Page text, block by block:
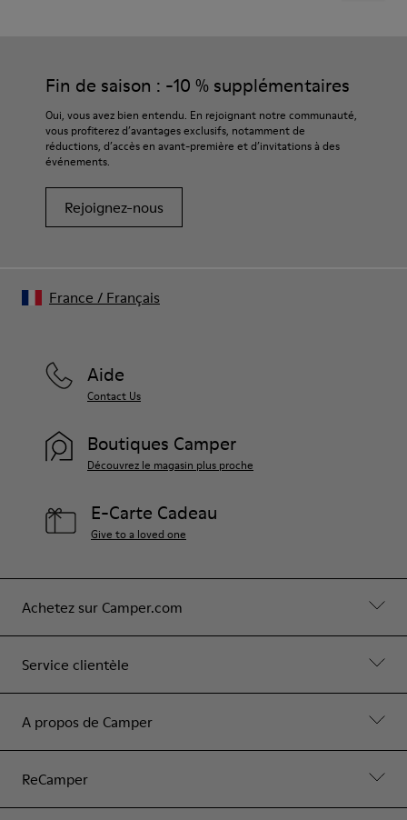
Fin de saison : -10 % supplémentaires
Oui, vous avez bien entendu. En rejoignant notre communauté,
vous profiterez d’avantages exclusifs, notamment de
réductions, d’accès en avant-première et d’invitations à des
événements.
Rejoignez-nous
Achetez sur Camper.com
Service clientèle
A propos de Camper
ReCamper
Aide
Contact Us
Boutiques Camper
Découvrez le magasin plus proche
E-Carte Cadeau
Give to a loved one
France / Français